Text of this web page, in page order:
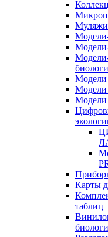
Муляжи
Модели
Модели
Модели
Карты
таблиц